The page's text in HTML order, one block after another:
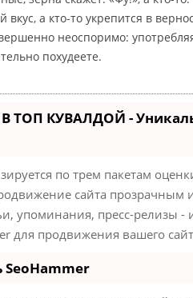
вкус, а кто-то укрепится в
неоспоримо:
похудеете.
ТОП КУВАЛДОЙ -
по трем пакетам
сайта прозрачным
упоминания, пресс-релизы -
для продвижения вашего
SeoHammer